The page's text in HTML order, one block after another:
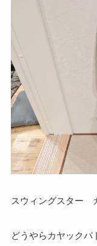
スウィングスター
どうやらカヤックパ